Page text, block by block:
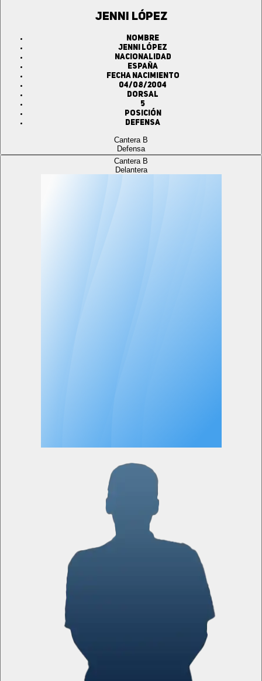
JENNI LÓPEZ
Nombre
JENNI LÓPEZ
Nacionalidad
ESPAÑA
Fecha Nacimiento
04/08/2004
Dorsal
5
Posición
Defensa
Cantera B
Defensa
Cantera B
Delantera